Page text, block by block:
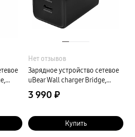
с шумоподавлением
наушники
системы
стекла
устройства
Нет отзывов
Зарядное устройство сетевое
uBear Wall charger Bridge,
45Вт, черный
3 990 ₽
Купить